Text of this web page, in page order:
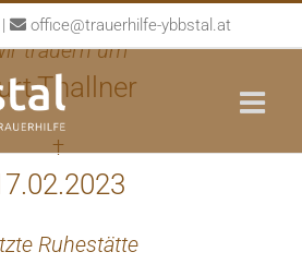
office@trauerhilfe-ybbstal.at
trauern um
Thallner
†
Ruhestätte